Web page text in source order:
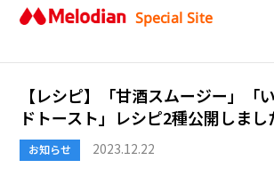
Special Site
【レシピ】「甘酒スムージー」「
ドトースト」レシピ2種公開しまし
お知らせ 2023.12.22